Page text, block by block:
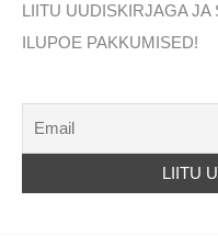
LIITU UUDISKIRJAGA
ILUPOE PAKKUMISED!